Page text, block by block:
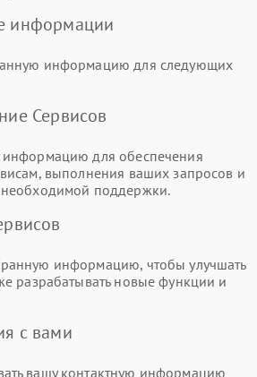
информации
информацию для следующих
Сервисов
для обеспечения
выполнения ваших запросов и
необходимой поддержки.
информацию, чтобы улучшать
разрабатывать новые функции и
с вами
вашу контактную информацию